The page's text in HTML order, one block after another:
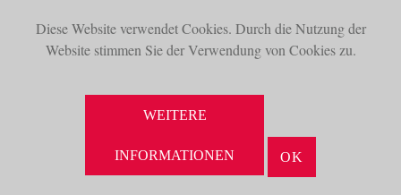
Diese Website verwendet Cookies. Durch die Nutzung der
Website stimmen Sie der Verwendung von Cookies zu.
WEITERE
INFORMATIONEN OK
SUCHE